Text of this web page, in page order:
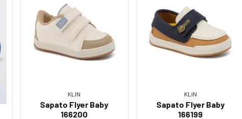
KLIN
Sapato Flyer Baby
166200
KLIN
Sapato Flyer Baby
166199